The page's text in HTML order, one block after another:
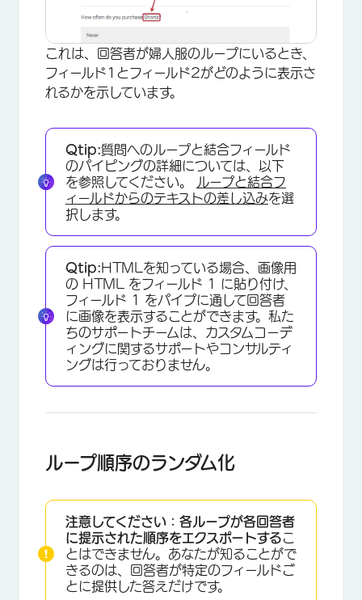
×
これは、回答者が婦人服のループにいるとき、
フィールド1とフィールド2がどのように表示さ
れるかを示しています。
Qtip:質問へのループと結合フィールド
のパイピングの詳細については、以下
を参照してください。
ループと結合フ
ィールドからのテキストの差し込みを選
択します。
Qtip:HTMLを知っている場合、画像用
の HTML をフィールド 1 に貼り付け、
フィールド 1 をパイプに通して回答者
に画像を表示することができます。私た
ちのサポートチームは、カスタムコーデ
ィングに関するサポートやコンサルティ
ングは行っておりません。
ループ順序のランダム化
注意してください： 各ループが各回答者
に提示された順序をエクスポートするこ
とはできません。あなたが知ることがで
きるのは、回答者が特定のフィールドご
とに提供した答えだけです。